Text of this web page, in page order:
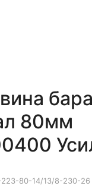
80мм
223-80-14/13/8-230-26